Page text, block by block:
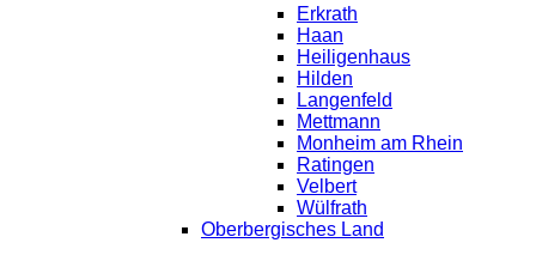
Erkrath
Haan
Heiligenhaus
Hilden
Langenfeld
Mettmann
Monheim am Rhein
Ratingen
Velbert
Wülfrath
Oberbergisches Land